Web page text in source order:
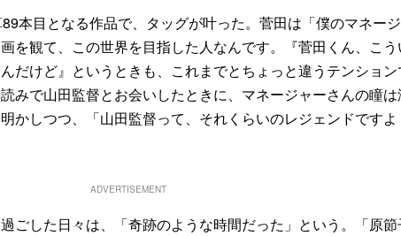
本目となる作品で、タッグが叶った。菅田は「僕のマネージ
を観て、この世界を目指した人なんです。『菅田くん、こう
だけど』というときも、これまでとちょっと違うテンショ
読みで山田監督とお会いしたときに、マネージャーさんの瞳
かしつつ、「山田監督って、それくらいのレジェンドですよ
ADVERTISEMENT
ごした日々は、「奇跡のような時間だった」という。「原節